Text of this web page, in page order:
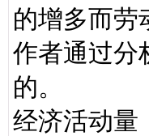
的增多而劳
作者通过分
的。
经济活动量